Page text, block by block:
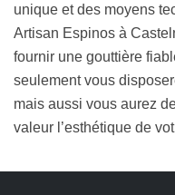
unique et des moyens
Artisan Espinos à
fournir une gouttière
seulement vous
mais aussi vous aurez
valeur l’esthétique de